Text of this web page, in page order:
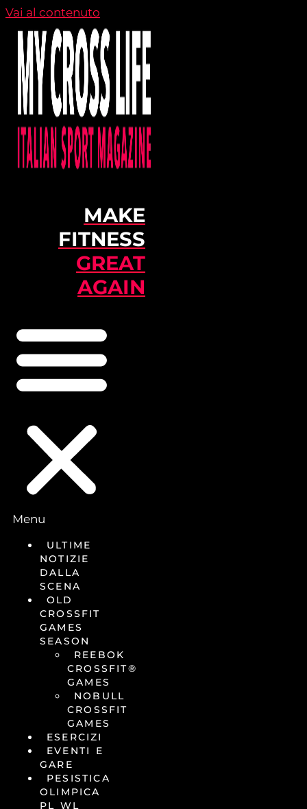
Vai al contenuto
MAKE
FITNESS
GREAT
AGAIN
Menu
ULTIME
NOTIZIE
DALLA
SCENA
OLD
CROSSFIT
GAMES
SEASON
REEBOK
CROSSFIT®
GAMES
NOBULL
CROSSFIT
GAMES
ESERCIZI
EVENTI E
GARE
PESISTICA
OLIMPICA
PL WL